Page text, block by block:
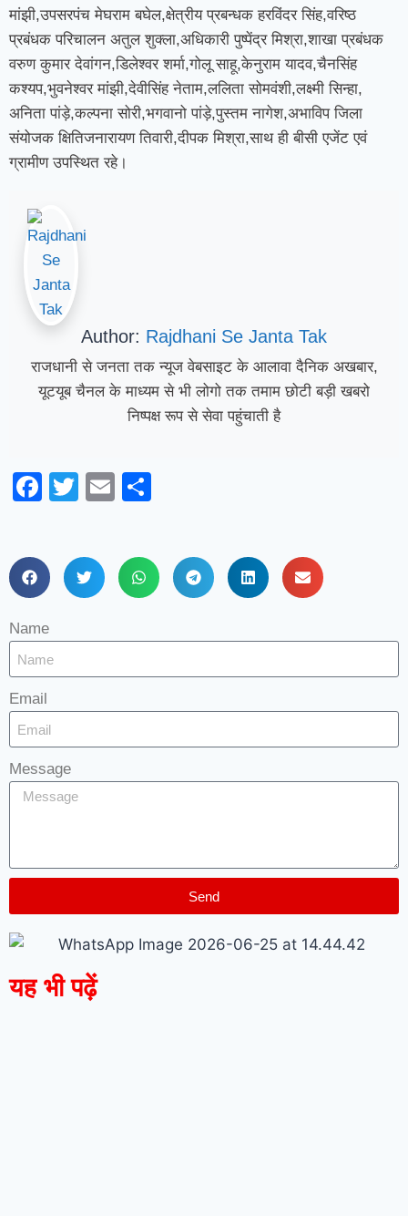
मांझी,उपसरपंच मेघराम बघेल,क्षेत्रीय प्रबन्धक हरविंदर सिंह,वरिष्ठ
प्रबंधक परिचालन अतुल शुक्ला,अधिकारी पुष्पेंद्र मिश्रा,शाखा प्रबंधक
वरुण कुमार देवांगन,डिलेश्वर शर्मा,गोलू साहू,केनुराम यादव,चैनसिंह
कश्यप,भुवनेश्वर मांझी,देवीसिंह नेताम,ललिता सोमवंशी,लक्ष्मी सिन्हा,
अनिता पांड़े,कल्पना सोरी,भगवानो पांड़े,पुस्तम नागेश,अभाविप जिला
संयोजक क्षितिजनारायण तिवारी,दीपक मिश्रा,साथ ही बीसी एजेंट एवं
ग्रामीण उपस्थित रहे।
Author: Rajdhani Se Janta Tak
राजधानी से जनता तक न्यूज वेबसाइट के आलावा दैनिक अखबार,
यूटयूब चैनल के माध्यम से भी लोगो तक तमाम छोटी बड़ी खबरो
निष्पक्ष रूप से सेवा पहुंचाती है
Facebook
TwitterEmail
Name
Email
Message
Send
यह भी पढ़ें